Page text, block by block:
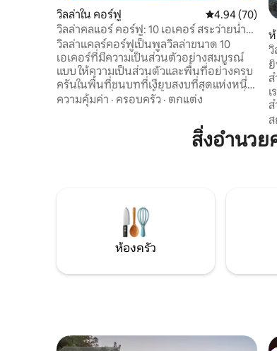
วิลล่าใน คอร์ฟู คะแนนเฉลี่ย
4.94 (70)
วิลล่าคลแอร์ คอร์ฟู: 10 เอเคอร์ สระว่ายน้ำ
ส่วนตัว และสตูดิโอ
วิลล่าแคลร์คอร์ฟูเป็นพูลวิลล่าขนาด 10
เอเคอร์ที่มีความเป็นส่วนตัวอย่างสมบูรณ์
แบบ ให้ความเป็นส่วนตัวและพื้นที่อย่างครบ
ครันในพื้นที่ชนบทที่เงียบสงบที่สุดแห่งหนึ่ง
ของคอร์ฟู ที่พักแห่งนี้ตั้งอยู่ในระยะทางที่
ขับรถไปยังชายหาดและเมืองเก่าคอร์ฟูได้
สะดวก - ซึ่งเป็นแหล่งมรดกโลกขององค์การ
ยูเนสโก เหมาะสำหรับครอบครัวหรือกลุ่มที่
ต้องการความเป็นส่วนตัวโดยไม่ต้องแชร์
น้ำส่วนตัว + สระน้ำลึก • พื้นที่รับประทาน
อาหารกลางแจ้งและบาร์บีคิวในตัว + พื้นที่
ความคุ้มค่า · ครอบครัว · ตกแต่ง
ห้
สิ่งอำนว
ห้องครัว